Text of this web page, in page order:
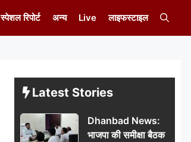
स्पेशल रिपोर्ट अन्य Live लाइफस्टाइल
Latest Stories
Dhanbad News:
भाजपा की समीक्षा बैठक